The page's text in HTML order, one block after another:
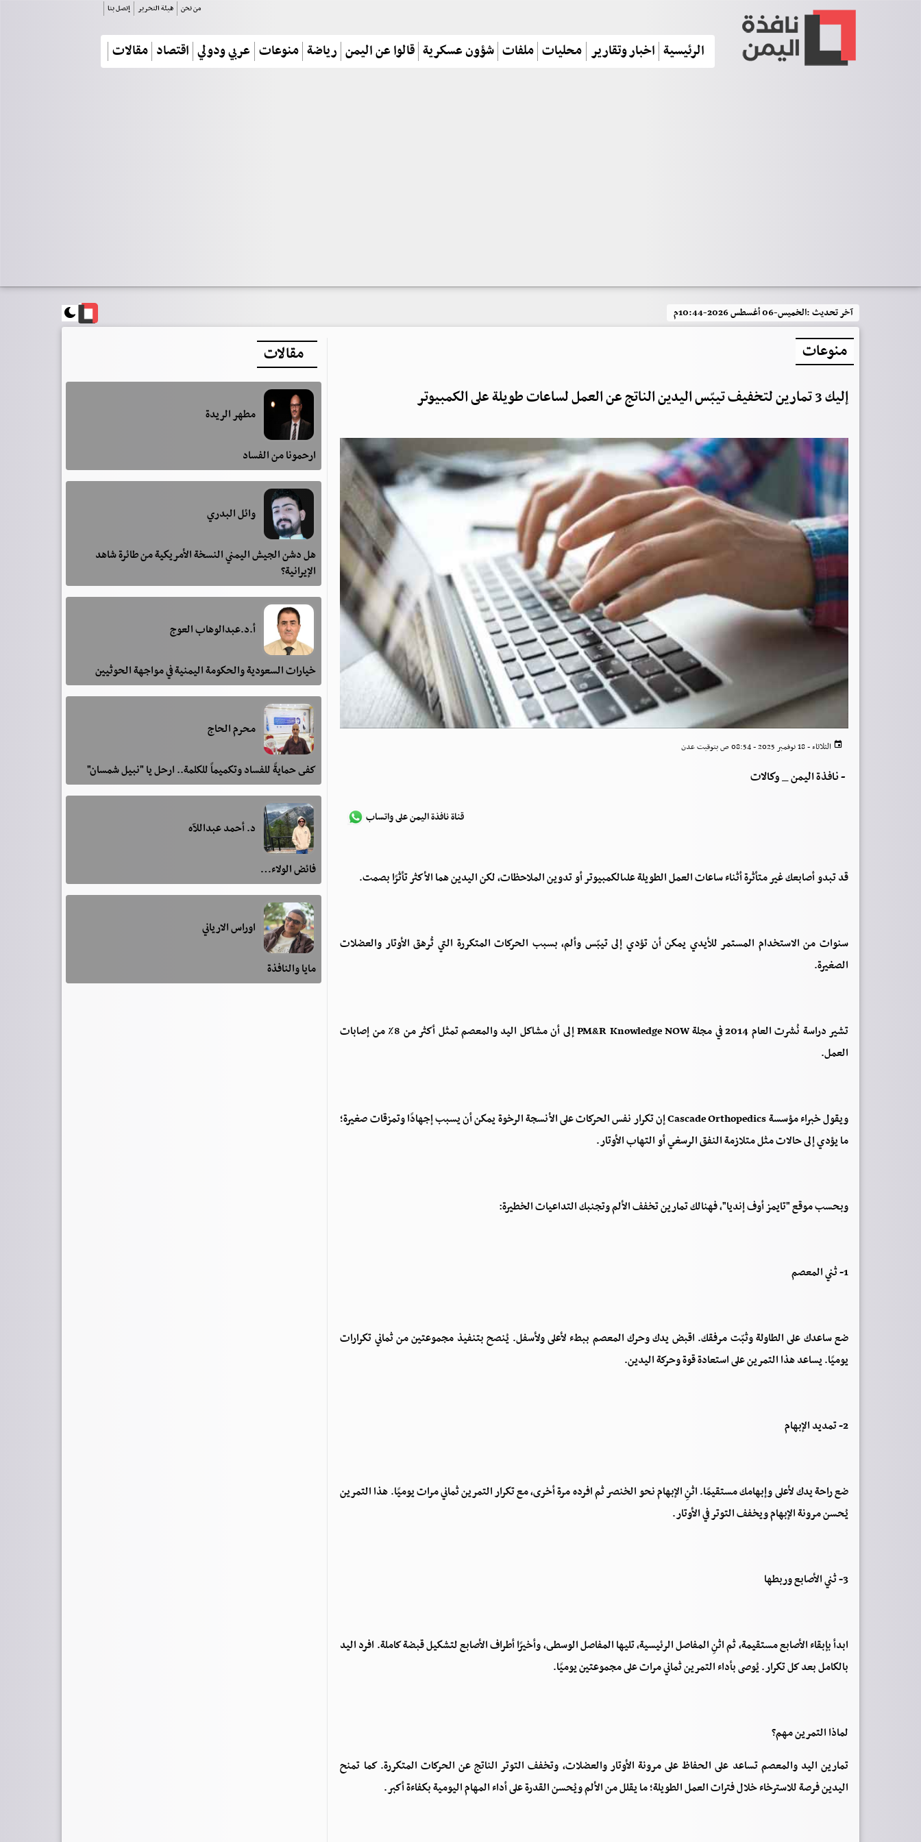
من نحن هيئة التحرير إتصل بنا
الرئيسية اخبار وتقارير محليات ملفات شؤون عسكرية قالوا عن اليمن رياضة منوعات عربي ودولي اقتصاد مقالات
آخر تحديث :الخميس-06 أغسطس 2026-10:44م
منوعات
إليك 3 تمارين لتخفيف تيبّس اليدين الناتج عن العمل لساعات طويلة على الكمبيوتر
الثلاثاء - 18 نوفمبر 2025 - 08:54 ص بتوقيت عدن
-نافذة اليمن _ وكالات
قناة نافذة اليمن على واتساب
قد تبدو أصابعك غير متأثرة أثناء ساعات العمل الطويلة علىالكمبيوتر أو تدوين الملاحظات، لكن اليدين هما الأكثر تأثرًا بصمت.
سنوات من الاستخدام المستمر للأيدي يمكن أن تؤدي إلى تيبّس وألم، بسبب الحركات المتكررة التي تُرهق الأوتار والعضلات
الصغيرة.
تشير دراسة نُشرت العام 2014 في مجلة PM&R Knowledge NOW إلى أن مشاكل اليد والمعصم تمثل أكثر من 8٪ من إصابات
العمل.
ويقول خبراء مؤسسة Cascade Orthopedics إن تكرار نفس الحركات على الأنسجة الرخوة يمكن أن يسبب إجهادًا وتمزقات صغيرة؛
ما يؤدي إلى حالات مثل متلازمة النفق الرسغي أو التهاب الأوتار.
وبحسب موقع "تايمز أوف إنديا"، فهنالك تمارين تخفف الألم وتجنبك التداعيات الخطيرة:
1- ثني المعصم
ضع ساعدك على الطاولة وثبّت مرفقك. اقبض يدك وحرك المعصم ببطء لأعلى ولأسفل. يُنصح بتنفيذ مجموعتين من ثماني تكرارات
يوميًا. يساعد هذا التمرين على استعادة قوة وحركة اليدين.
2- تمديد الإبهام
ضع راحة يدك لأعلى وإبهامك مستقيمًا. اثنِ الإبهام نحو الخنصر ثم افرده مرة أخرى، مع تكرار التمرين ثماني مرات يوميًا. هذا التمرين
يُحسن مرونة الإبهام ويخفف التوتر في الأوتار.
3- ثني الأصابع وربطها
ابدأ بإبقاء الأصابع مستقيمة، ثم اثنِ المفاصل الرئيسية، تليها المفاصل الوسطى، وأخيرًا أطراف الأصابع لتشكيل قبضة كاملة. افرد اليد
بالكامل بعد كل تكرار. يُوصى بأداء التمرين ثماني مرات على مجموعتين يوميًا.
لماذا التمرين مهم؟
تمارين اليد والمعصم تساعد على الحفاظ على مرونة الأوتار والعضلات، وتخفف التوتر الناتج عن الحركات المتكررة. كما تمنح
اليدين فرصة للاسترخاء خلال فترات العمل الطويلة؛ ما يقلل من الألم ويُحسن القدرة على أداء المهام اليومية بكفاءة أكبر.
مقالات
مطهر الريدة
ارحمونا من الفساد
وائل البدري
هل دشن الجيش اليمني النسخة الأمريكية من طائرة شاهد
الإيرانية؟
أ.د.عبدالوهاب العوج
خيارات السعودية والحكومة اليمنية في مواجهة الحوثيين
محرم الحاج
كفى حمايةً للفساد وتكميماً للكلمة.. ارحل يا "نبيل شمسان"
د. أحمد عبداللآه
فائض الولاء…
اوراس الارياني
مايا والنافذة